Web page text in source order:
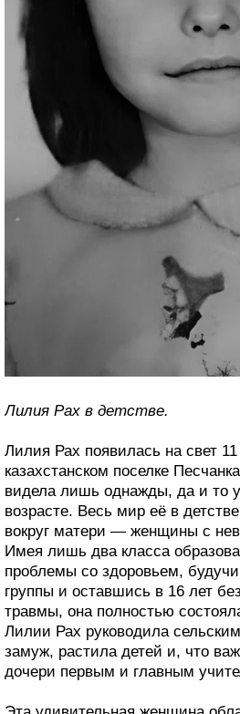
Лилия Рах в детстве.
Лилия Рах появилась на свет
казахстанском поселке
видела лишь однажды, да и то
возрасте. Весь мир её в
вокруг матери — женщины с
Имея лишь два класса
проблемы со здоровьем,
группы и оставшись в 16 лет
травмы, она полностью
Лилии Рах руководила
замуж, растила детей и, что
дочери первым и главным